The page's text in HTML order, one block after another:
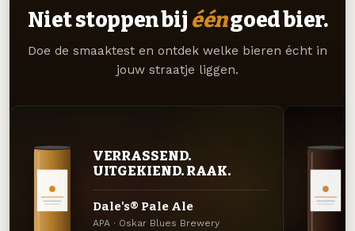
Niet stoppen bij ééngoed bier.
Doe de smaaktest en ontdek welke bieren écht in
jouw straatje liggen.
VERRASSEND.
UITGEKIEND. RAAK.
Dale's® Pale Ale
APA · Oskar Blues Brewery